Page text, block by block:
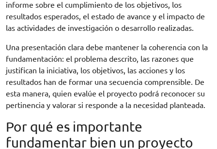
informe sobre el cumplimiento de los objetivos, los
resultados esperados, el estado de avance y el impacto de
las actividades de investigación o desarrollo realizadas.
Una presentación clara debe mantener la coherencia con la
fundamentación: el problema descrito, las razones que
justifican la iniciativa, los objetivos, las acciones y los
resultados han de formar una secuencia comprensible. De
esta manera, quien evalúe el proyecto podrá reconocer su
pertinencia y valorar si responde a la necesidad planteada.
Por qué es importante
fundamentar bien un proyecto